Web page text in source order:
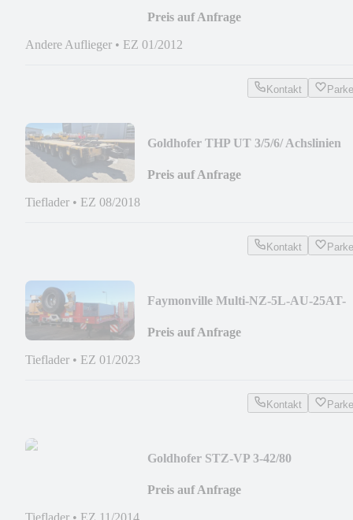
Preis auf Anfrage
Andere Auflieger • EZ 01/2012
Kontakt
Goldhofer THP UT 3/5/6/ Achslinien
Preis auf Anfrage
Tieflader • EZ 08/2018
Kontakt
Faymonville Multi-NZ-5L-AU-25AT-
Preis auf Anfrage
Tieflader • EZ 01/2023
Kontakt
Goldhofer STZ-VP 3-42/80
Preis auf Anfrage
Tieflader • EZ 11/2014